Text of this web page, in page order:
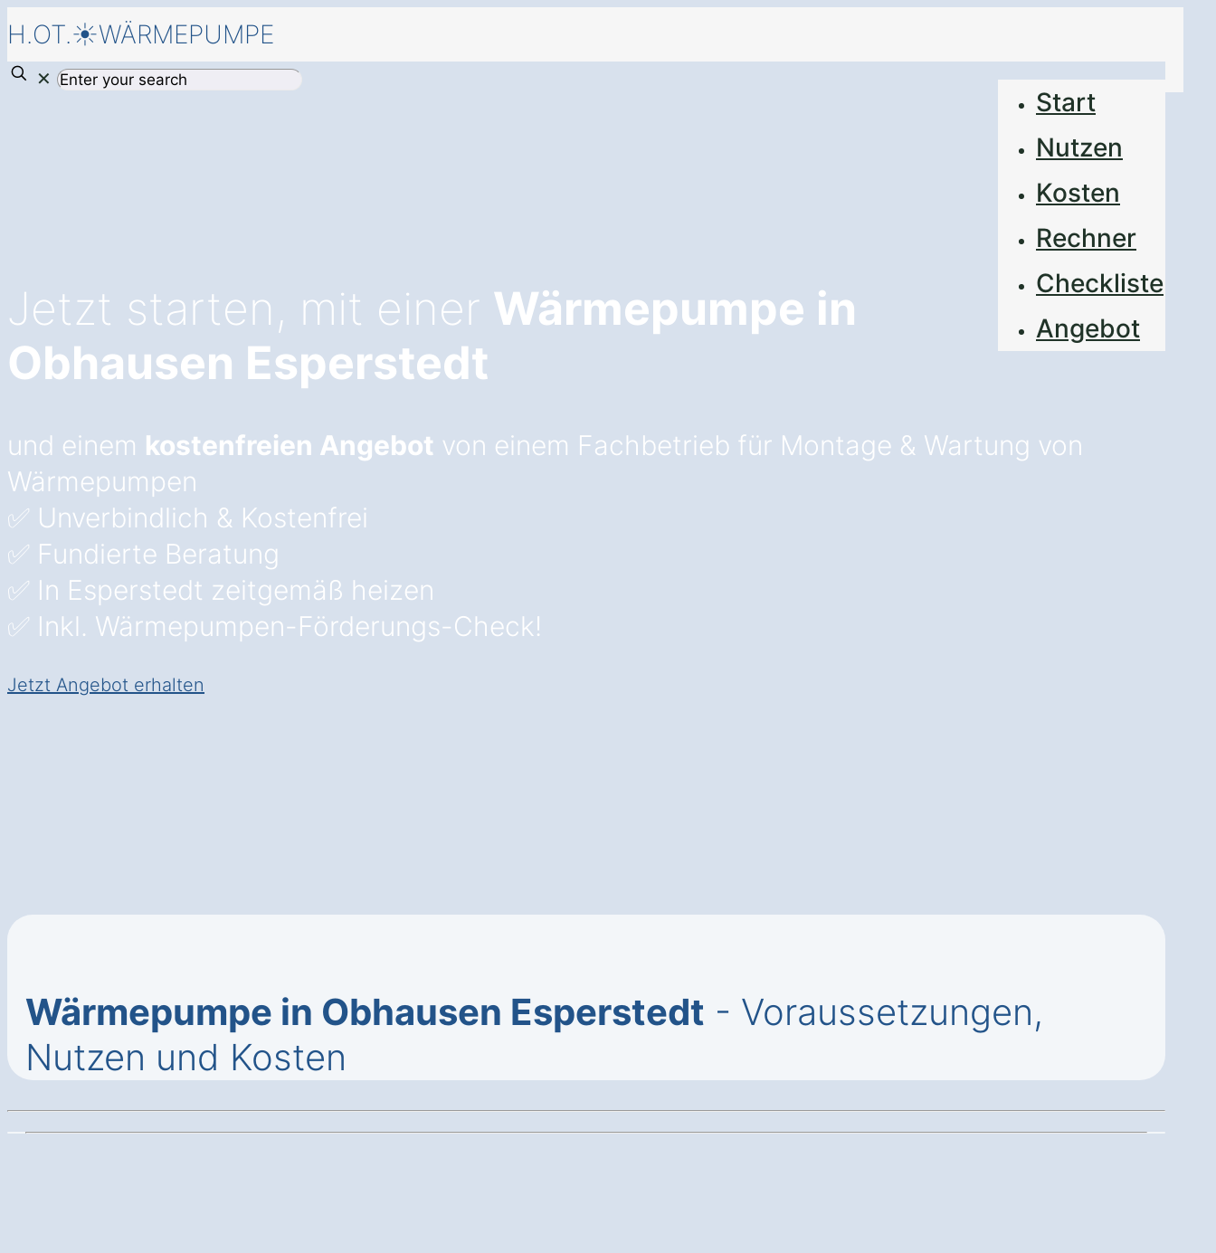
H.OT.☀️WÄRMEPUMPE
Start
Nutzen
Kosten
Rechner
Checkliste
Angebot
✕
Jetzt starten, mit einer Wärmepumpe in
Obhausen Esperstedt
und einem kostenfreien Angebot von einem Fachbetrieb für Montage & Wartung von
Wärmepumpen
✅ Unverbindlich & Kostenfrei
✅ Fundierte Beratung
✅ In Esperstedt zeitgemäß heizen
✅ Inkl. Wärmepumpen-Förderungs-Check!
Jetzt Angebot erhalten
Wärmepumpe in Obhausen Esperstedt - Voraussetzungen,
Nutzen und Kosten